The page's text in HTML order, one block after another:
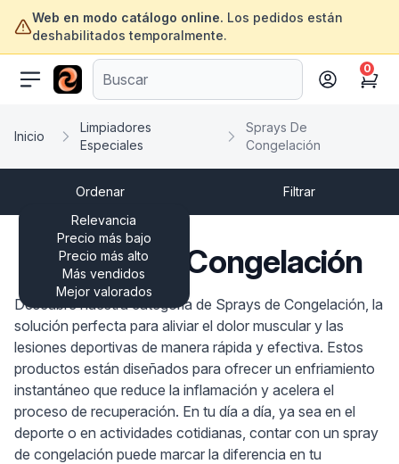
Web en modo catálogo online. Los pedidos están
deshabilitados temporalmente.
ofertasinformatica.com
Cart
0
Inicio
Limpiadores
Especiales
Sprays De
Congelación
Ordenar
Relevancia
Precio más bajo
Precio más alto
Más vendidos
Mejor valorados
Filtrar
Sprays De Congelación
Descubre nuestra categoría de Sprays de Congelación, la
solución perfecta para aliviar el dolor muscular y las
lesiones deportivas de manera rápida y efectiva. Estos
productos están diseñados para ofrecer un enfriamiento
instantáneo que reduce la inflamación y acelera el
proceso de recuperación. En tu día a día, ya sea en el
deporte o en actividades cotidianas, contar con un spray
de congelación puede marcar la diferencia en tu